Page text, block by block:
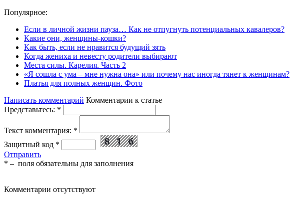
Популярное:
Если в личной жизни пауза… Как не отпугнуть потенциальных кавалеров?
Какие они, женщины-кошки?
Как быть, если не нравится будущий зять
Когда жениха и невесту родители выбирают
Места силы. Карелия. Часть 2
«Я сошла с ума – мне нужна она» или почему нас иногда тянет к женщинам?
Платья для полных женщин. Фото
Написать комментарий Комментарии к статье
Представьтесь: *
Текст комментария: *
Защитный код *
Отправить
* – поля обязательны для заполнения
Комментарии отсутствуют